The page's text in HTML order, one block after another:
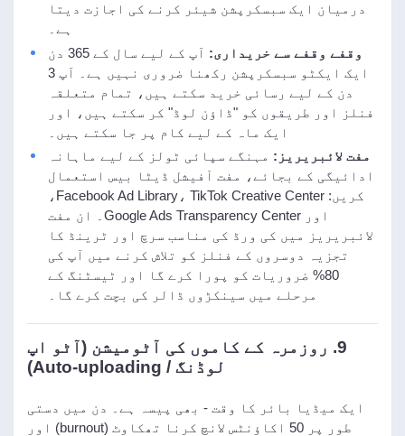
درمیان ایک سبسکرپشن شیئر کرنے کی اجازت دیتا
ہے۔
وقفے وقفے سے خریداری:
آپ کے لیے سال کے 365 دن
ایک ایکٹو سبسکرپشن رکھنا ضروری نہیں ہے۔ آپ 3
دن کے لیے رسائی خرید سکتے ہیں، تمام متعلقہ
فنلز اور طریقوں کو "ڈاؤن لوڈ" کر سکتے ہیں، اور
ایک ماہ کے لیے کام پر جا سکتے ہیں۔
مفت لائبریریز: مہنگے سپائی ٹولز کے لیے ماہانہ
ادائیگی کے بجائے، مفت آفیشل ڈیٹا بیس استعمال
کریں: Facebook Ad Library، TikTok Creative Center،
اور Google Ads Transparency Center۔ ان مفت
لائبریریز میں کی ورڈ کی مناسب سرچ اور ٹرینڈ کا
تجزیہ دوسروں کے فنلز کو تلاش کرنے میں آپ کی
80% ضروریات کو پورا کرے گا اور ٹیسٹنگ کے
مرحلے میں سینکڑوں ڈالر کی بچت کرے گا۔
9. روزمرہ کے کاموں کی آٹومیشن (آٹو اپ
لوڈنگ / Auto-uploading)
ایک میڈیا بائر کا وقت - بھی پیسہ ہے۔ دن میں دستی
طور پر 50 اکاؤنٹس لانچ کرنا تھکاوٹ (burnout) اور